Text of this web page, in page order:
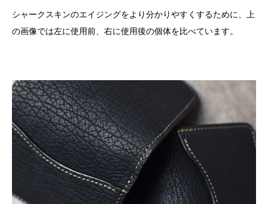
シャークスキンのエイジングをより分かりやすくするために、上
の画像では左に使用前、右に使用後の個体を比べています。